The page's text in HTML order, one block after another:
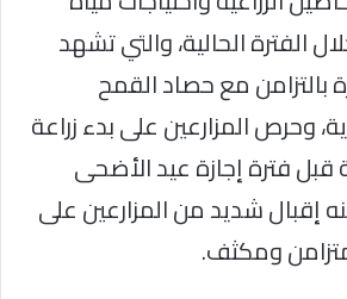
الفترة الحالية، والتي تشهد
بالتزامن مع حصاد القمح
وحرص المزارعين على بدء زراعة
قبل فترة إجازة عيد الأضحى
إقبال شديد من المزارعين على
ومكثف.